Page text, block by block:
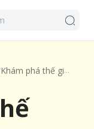
phá thế giới trong Nga"